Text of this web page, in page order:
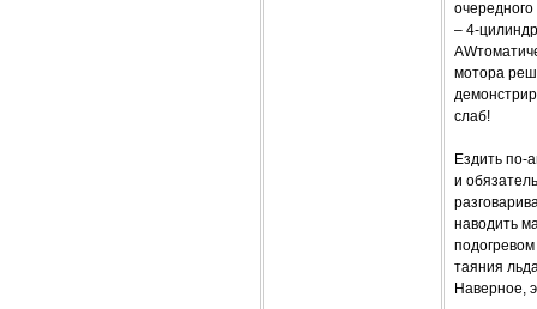
– 4-
мотора
слаб!
Ездить по-
и
наводить
таяния
Наверное,